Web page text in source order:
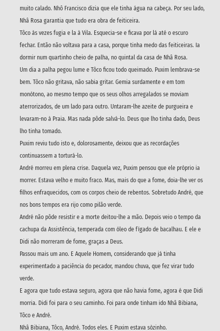
muito calado. Nhô Francisco dizia que ele tinha água na cabeça. Por seu lado,
Nhâ Rosa garantia que tudo era obra de feiticeira.
Tôco às vezes fugia e la à Vila. Esquecia-se e ficava por lá até o escuro
fechar. Então não voltava para a casa, porque tinha medo das feiticeiras. Ia
dormir num quartinho cheio de palha, no quintal da casa de Nhâ Rosa.
Um dia a palha pegou lume e Tôco ficou todo queimado. Puxim lembrava-se
bem. Tôco não gritava, não sabia gritar. Gemia surdamente e em tom
monótono, ao mesmo tempo que os seus olhos arregalados se moviam
aterrorizados, de um lado para outro. Untaram-lhe azeite de purgueira e
levaram-no à Praia. Mas nada pôde salvá-lo. Deus que lho tinha dado, Deus
lho tinha tomado.
Puxim reviu tudo isto e, dolorosamente, deixou que as recordações
continuassem a torturá-lo.
André morreu em plena crise. Daquela vez, Puxim pensou que ele próprio ia
morrer. Estava velho e muito fraco. Mas, mais do que a fome, doia-lhe ver os
filhos enfraquecidos, com os corpos cheio de rebentos. Sobretudo André, que
nos bons tempos era rijo como pilão verde.
André não pôde resistir e a morte deitou-lhe a mão. Depois veio o tempo da
cachupa da Assistência, temperada com óleo de fígado de bacalhau. E ele e
Didi não morreram de fome, graças a Deus.
Passou mais um ano. E Aquele Homem, considerando que já tinha
experimentado a paciência do pecador, mandou chuva, que fez virar tudo
verde.
E agora que tudo estava seguro, agora que não havia fome, agora é que Didi
morria. Didi foi para o seu caminho. Foi para onde tinham ido Nhâ Bibiana,
Tôco e André.
Nhâ Bibiana, Tôco, André. Todos eles. E Puxim estava sòzinho.